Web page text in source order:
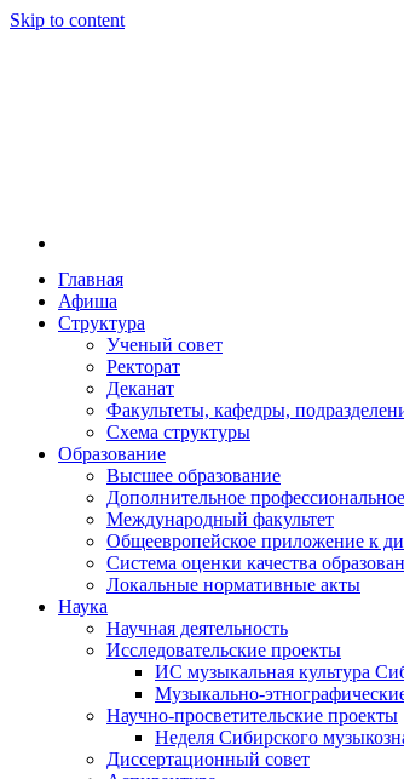
Skip to content
Новосибирская государственная
Новосибирская государственная
году распоряжением совмина
заведением в Сибири[2] и до сих
Глинки.
Главная
Афиша
Структура
Ученый совет
Ректорат
Деканат
Факультеты, кафедры,
Схема структуры
Образование
Высшее образование
Дополнительное
Международный факультет
Общеевропейское приложение к
Система оценки качества
Локальные нормативные акты
Наука
Научная деятельность
Исследовательские проекты
ИС музыкальная культура
Музыкально-
Научно-просветительские проекты
Неделя Сибирского
Диссертационный совет